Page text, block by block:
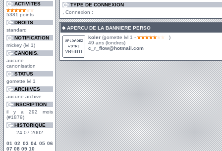
ACTIVITES
5381 points
DROITS
standard
NOTIFICATION
mickey (lvl 1)
CANONIS.
aucune
canonisation
STATUS
gomette lvl 1
ARCHIVES
aucune archive
INSCRIPTION
il y a 292 mois
(#1879)
HISTORIQUE
24 07 2002
01 02 03 04 05 06
07 08 09 10
TYPE DE CONNEXION
Connexion :
APERCU DE LA BANNIERE PERSO
koler (gomette lvl 1 -
)
49 ans (londres)
c_r_flow@hotmail.com